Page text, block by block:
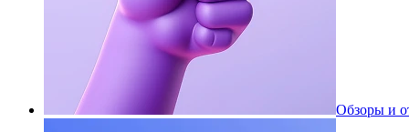
Обзоры и